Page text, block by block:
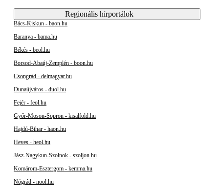
Regionális hírportálok
Bács-Kiskun - baon.hu
Baranya - bama.hu
Békés - beol.hu
Borsod-Abaúj-Zemplén - boon.hu
Csongrád - delmagyar.hu
Dunaújváros - duol.hu
Fejér - feol.hu
Győr-Moson-Sopron - kisalfold.hu
Hajdú-Bihar - haon.hu
Heves - heol.hu
Jász-Nagykun-Szolnok - szoljon.hu
Komárom-Esztergom - kemma.hu
Nógrád - nool.hu